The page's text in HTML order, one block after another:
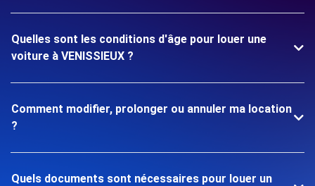
Quelles sont les conditions d'âge pour louer une
voiture à VENISSIEUX ?
Comment modifier, prolonger ou annuler ma location
?
Quels documents sont nécessaires pour louer un